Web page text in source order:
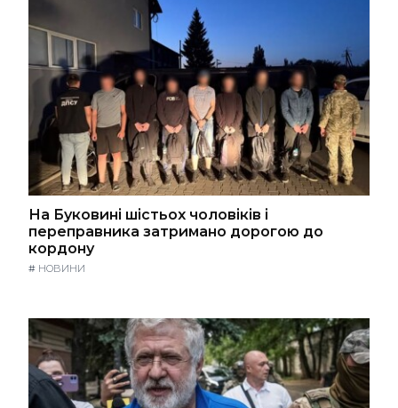
На Буковині шістьох чоловіків і
переправника затримано дорогою до
кордону
# НОВИНИ